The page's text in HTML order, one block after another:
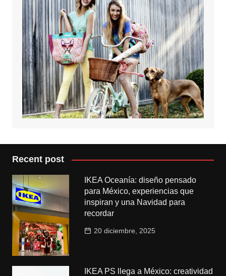
Recent post
IKEA Oceanía: diseño pensado
para México, experiencias que
inspiran y una Navidad para
recordar
20 diciembre, 2025
IKEA PS llega a México: creatividad